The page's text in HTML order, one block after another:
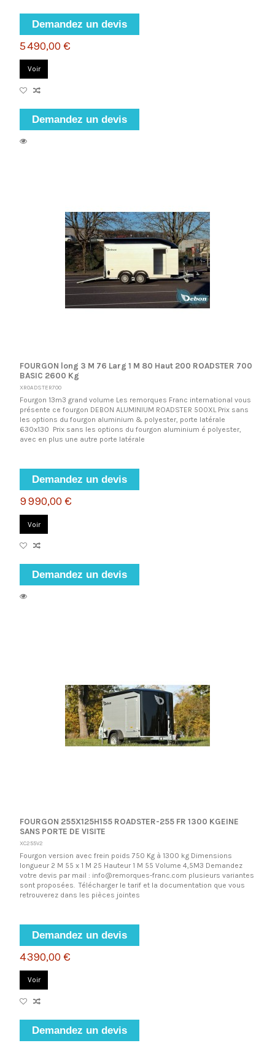
Demandez un devis
5 490,00 €
Voir
Demandez un devis
FOURGON long 3 M 76 Larg 1 M 80 Haut 200 ROADSTER 700
BASIC 2600 Kg
XROADSTER700
Fourgon 13m3 grand volume Les remorques Franc international vous
présente ce fourgon DEBON ALUMINIUM ROADSTER 500XL Prix sans
les options du fourgon aluminium & polyester, porte latérale
630x130 Prix sans les options du fourgon aluminium é polyester,
avec en plus une autre porte latérale
Demandez un devis
9 990,00 €
Voir
Demandez un devis
FOURGON 255X125H155 ROADSTER-255 FR 1300 KGEINE
SANS PORTE DE VISITE
XC255V2
Fourgon version avec frein poids 750 Kg à 1300 kg Dimensions
longueur 2 M 55 x 1 M 25 Hauteur 1 M 55 Volume 4,5M3 Demandez
votre devis par mail : info@remorques-franc.com plusieurs variantes
sont proposées. Télécharger le tarif et la documentation que vous
retrouverez dans les pièces jointes
Demandez un devis
4 390,00 €
Voir
Demandez un devis